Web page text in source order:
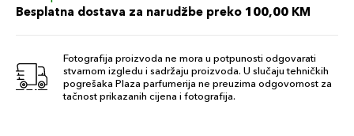
Besplatna dostava za narudžbe preko 100,00 KM
Fotografija proizvoda ne mora u potpunosti odgovarati
stvarnom izgledu i sadržaju proizvoda. U slučaju tehničkih
pogrešaka Plaza parfumerija ne preuzima odgovornost za
tačnost prikazanih cijena i fotografija.